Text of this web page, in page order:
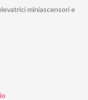
miniascensori e